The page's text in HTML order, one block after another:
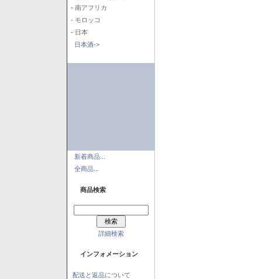
- 南アフリカ
- モロッコ
- 日本
日本酒->
新着商品...
全商品...
商品検索
詳細検索
インフォメーション
配送と返品について